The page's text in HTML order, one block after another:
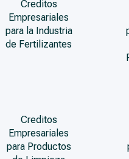
Creditos
Empresariales
para la Industria
de Fertilizantes
Creditos
Empresariales
para Productos